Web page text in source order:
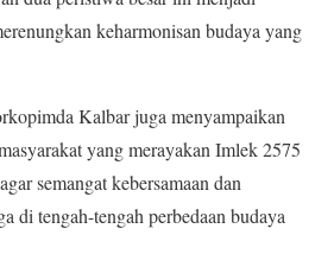
keharmonisan budaya yang
Kalbar juga menyampaikan
yang merayakan Imlek 2575
semangat kebersamaan dan
di tengah-tengah perbedaan budaya